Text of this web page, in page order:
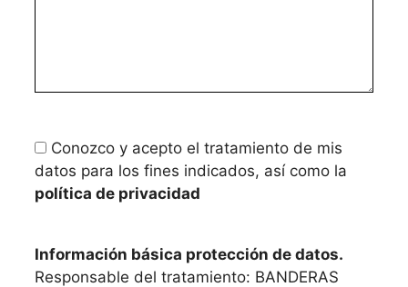
Conozco y acepto el tratamiento de mis
datos para los fines indicados, así como la
política de privacidad
Información básica protección de datos.
Responsable del tratamiento: BANDERAS